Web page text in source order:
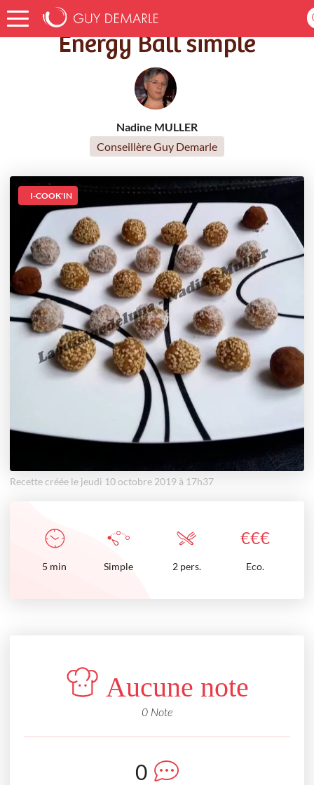
Accueil Recettes Energy Ball simple
Energy Ball simple
Nadine MULLER
Conseillère Guy Demarle
I-COOK'IN
Recette créée le jeudi 10 octobre 2019 à 17h37
€€€
5 min Simple 2 pers. Eco.
Aucune note
0 Note
0